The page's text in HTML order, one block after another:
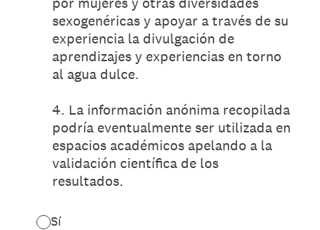
sexogenéricas y apoyar a través de su
experiencia la divulgación de
aprendizajes y experiencias en torno
al agua dulce.
4. La información anónima recopilada
podría eventualmente ser utilizada en
espacios académicos apelando a la
validación científica de los
resultados.
Sí